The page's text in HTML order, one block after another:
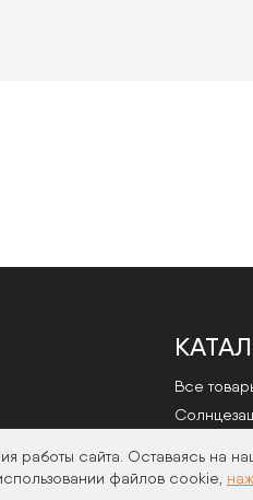
работы сайта. Оставаясь на
файлов cookie,
Все